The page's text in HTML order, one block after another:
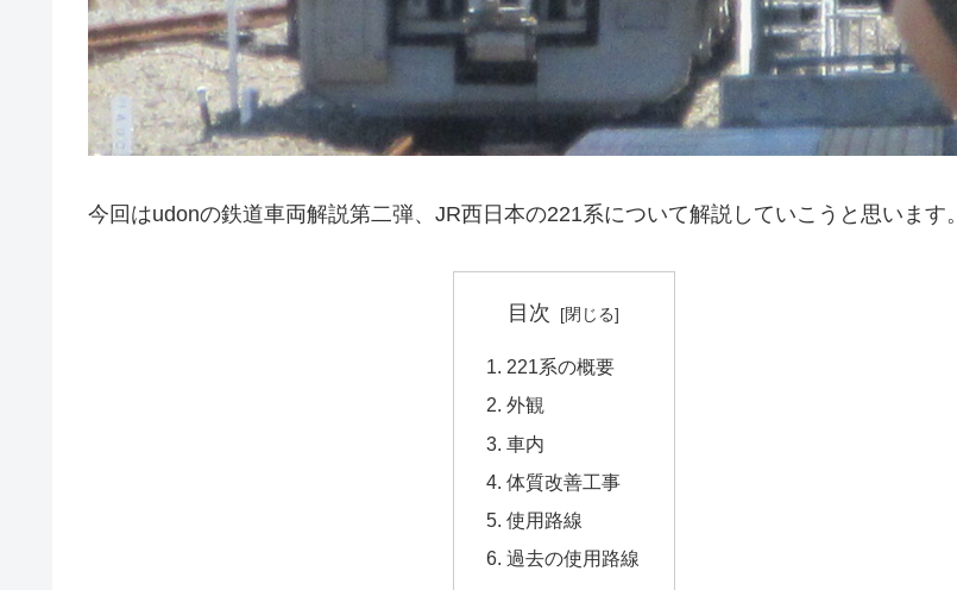
今回はudonの鉄道車両解説第二弾、JR西日本の221系について解説していこうと思います。
目次
221系の概要
外観
車内
体質改善工事
使用路線
過去の使用路線